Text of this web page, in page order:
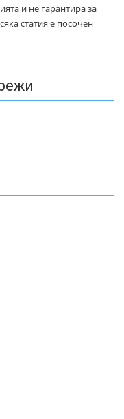
и не гарантира за
статия е посочен